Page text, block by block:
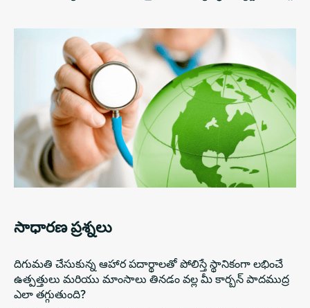
సాధారణ ప్రశ్నలు
దిగుమతి చేసుకున్న ఆహార పదార్థాలతో పోలిస్తే స్థానికంగా లభించే
ఉత్పత్తులు మరియు మాంసాలు తినడం వల్ల మీ కార్బన్ పాదముద్ర
ఎలా తగ్గుతుంది?